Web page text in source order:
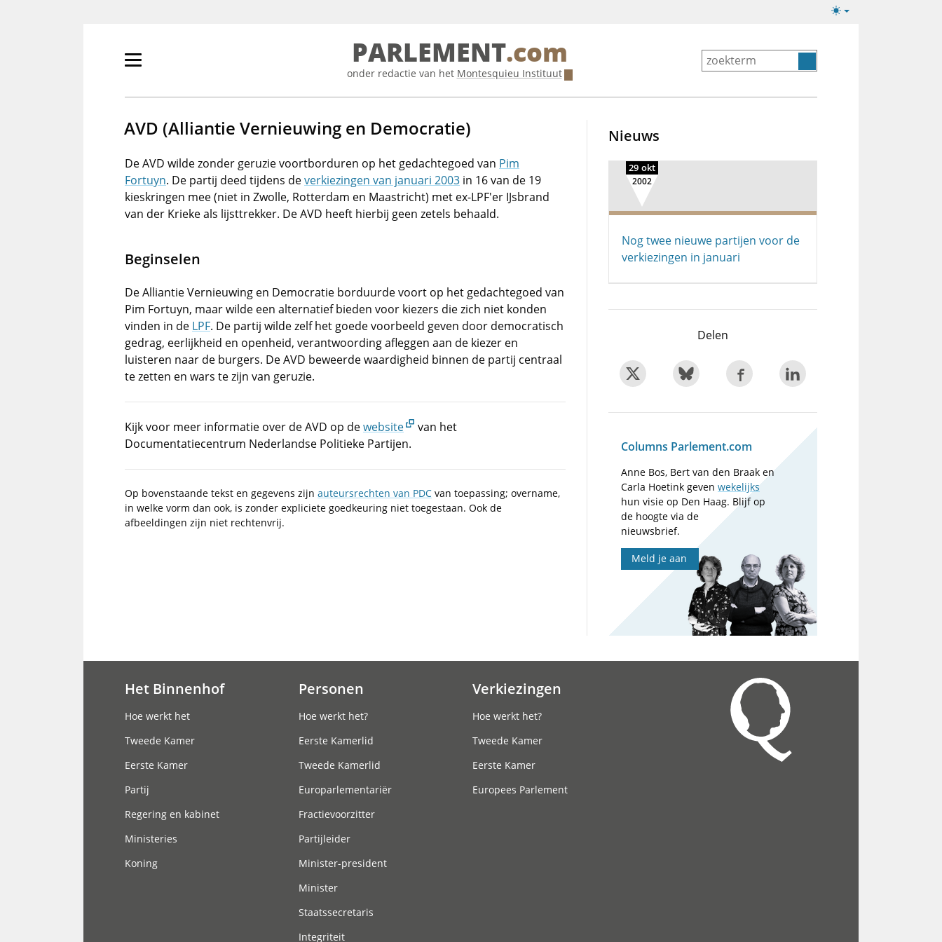
Lichte/donkere
Primair
tonen/verbergen
PARLEMENT.com
onder redactie van het Montesquieu Instituut
AVD (Alliantie Vernieuwing en Democratie)
De AVD wilde zonder geruzie voortborduren op het gedachtegoed van Pim
Fortuyn. De partij deed tijdens deverkiezingen van januari 2003 in 16 van de 19
kieskringen mee (niet in Zwolle, Rotterdam en Maastricht) met ex-LPF'er IJsbrand
van der Krieke als lijsttrekker. De AVD heeft hierbij geen zetels behaald.
Beginselen
De Alliantie Vernieuwing en Democratie borduurde voort op het gedachtegoed van
Pim Fortuyn, maar wilde een alternatief bieden voor kiezers die zich niet konden
vinden in de LPF. De partij wilde zelf het goede voorbeeld geven door democratisch
gedrag, eerlijkheid en openheid, verantwoording afleggen aan de kiezer en
luisteren naar de burgers. De AVD beweerde waardigheid binnen de partij centraal
te zetten en wars te zijn van geruzie.
Kijk voor meer informatie over de AVD op dewebsite
van het
Documentatiecentrum Nederlandse Politieke Partijen.
Op bovenstaande tekst en gegevens zijn auteursrechten van PDC van toepassing; overname,
in welke vorm dan ook, is zonder expliciete goedkeuring niet toegestaan. Ook de
afbeeldingen zijn niet rechtenvrij.
Nieuws
29 okt
2002
Nog twee nieuwe partijen voor de
verkiezingen in januari
Delen
Columns Parlement.com
Anne Bos, Bert van den Braak en
Carla Hoetink gevenwekelijks
hun visie op Den Haag. Blijf op
de hoogte via de
nieuwsbrief.
Meld je aan
Het Binnenhof
Hoe werkt het
Tweede Kamer
Eerste Kamer
Partij
Regering en kabinet
Ministeries
Koning
Personen
Hoe werkt het?
Eerste Kamerlid
Tweede Kamerlid
Europarlementariër
Fractievoorzitter
Partijleider
Minister-president
Minister
Staatssecretaris
Integriteit
Verkiezingen
Hoe werkt het?
Tweede Kamer
Eerste Kamer
Europees Parlement